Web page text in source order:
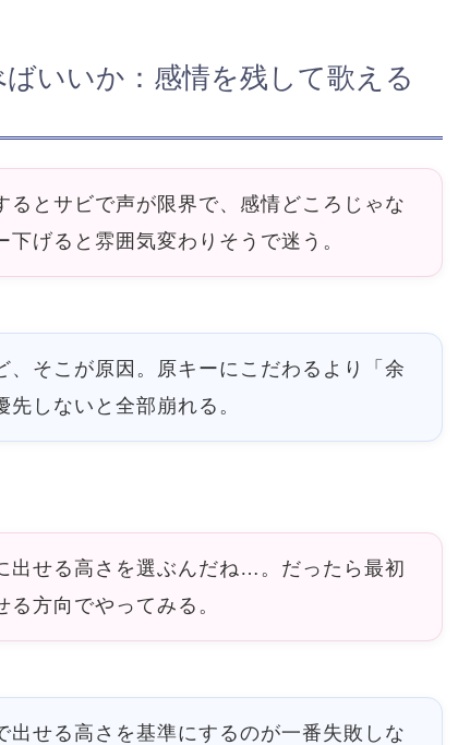
いいか：感情を残して歌える
るとサビで声が限界で、感情どころじゃな
げると雰囲気変わりそうで迷う。
、そこが原因。原キーにこだわるより「余
しないと全部崩れる。
出せる高さを選ぶんだね…。だったら最初
方向でやってみる。
出せる高さを基準にするのが一番失敗しな